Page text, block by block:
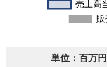
単位：百万円